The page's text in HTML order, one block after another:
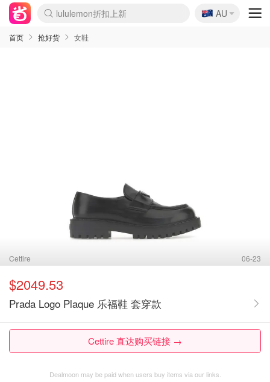
Sasa美妆护肤3.5折
SSENSE年中3折
FreshBeauty好价汇总
Cettire降价+叠9折
WWS Coles超市实拍
viagogo二手票捡漏
Myer超级周末1折
The Outnet奢牌1折起
David Jones 3折起
Flannels大牌1折
Perfumes Club护肤1折
AMIRO返校季6.2折
Amazon折扣汇总
eToro入金$200送$50
Amazon数码好物
ICONIC本周7.5折
ThedoubleF高奢地板价
Moose Knuckles 6折
丝芙兰5折起
EUFY官网3.7折起
Selenichast首饰2折
Trip机票酒店促销
YSL送5件彩妆礼
Amazon家居好物
Amazon美妆护肤
雅漾大喷$8
过敏原检测盒$33
伊索独家赠50ml沐浴露
科颜氏清仓3折
SEALIFE海洋馆门票6折
丝塔芙大白罐$16
订阅Newsletter送香薰
Cult Beauty 6.8折
Harrods圣诞日历2.3折
LN-CC奢牌私促3折
d'Alba空姐喷雾$16
EVE LOM套装逆天2折
Bernardelli独家4折
Adore Beauty 6折起
CT圣诞日历
Mytheresa奢品2.7折
Luxury Escapes 9折
Currentbody美容仪9折
MOON Garden Live
Roborock扫地机3.7折
Tingo Life水杯$24
Valentino官网5折
CR洗发护发6.3折
修丽可套装7.4折
Myer彩妆2件7折
GANNI官网4.5折
Stylevana韩妆4折
Tessabit高奢8.5折
OGX洗护4折
Amazon阿德莱德次日达
卡诗8.5折+赠礼
Philips Hue灯具8折
🇦🇺
AU
首页 抢好货 女鞋
Cettire 06-23
$2049.53
Prada Logo Plaque 乐福鞋 套穿款
Cettire 直达购买链接 →
Dealmoon may be paid when users buy items via our links.